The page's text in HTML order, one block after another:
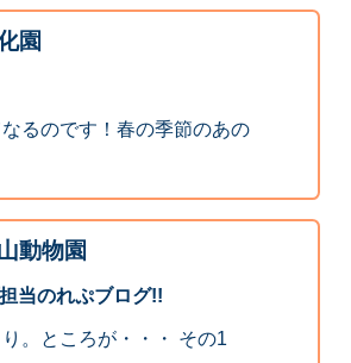
園
るのです！春の季節のあの
動物園
当のれぷブログ!!
。ところが・・・ その1